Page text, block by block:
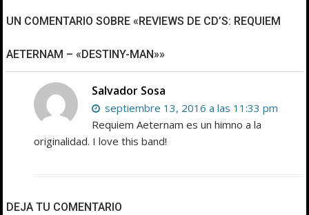
UN COMENTARIO SOBRE «REVIEWS DE CD’S: REQUIEM
AETERNAM – «DESTINY-MAN»»
Salvador Sosa
septiembre 13, 2016 a las 11:33 pm
Requiem Aeternam es un himno a la
originalidad. I love this band!
DEJA TU COMENTARIO